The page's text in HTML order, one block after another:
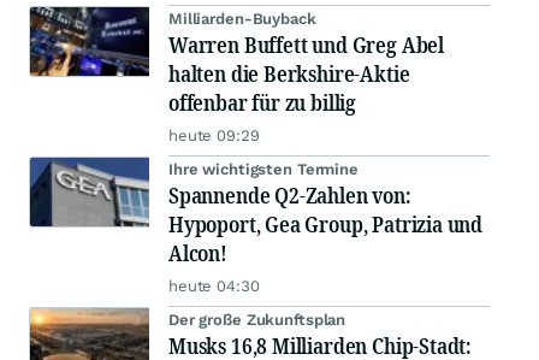
Milliarden-Buyback
Warren Buffett und Greg Abel
halten die Berkshire-Aktie
offenbar für zu billig
heute 09:29
Ihre wichtigsten Termine
Spannende Q2-Zahlen von:
Hypoport, Gea Group, Patrizia und
Alcon!
heute 04:30
Der große Zukunftsplan
Musks 16,8 Milliarden Chip-Stadt: